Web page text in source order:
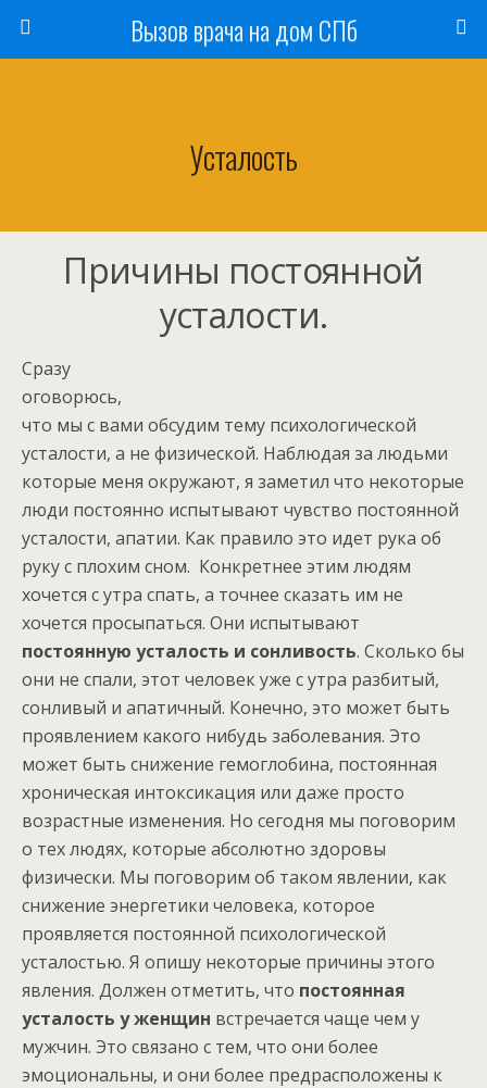
Вызов врача на дом СПб
Усталость
Причины постоянной
усталости.
Сразу
оговорюсь,
что мы с вами обсудим тему психологической
усталости, а не физической. Наблюдая за людьми
которые меня окружают, я заметил что некоторые
люди постоянно испытывают чувство постоянной
усталости, апатии. Как правило это идет рука об
руку с плохим сном. Конкретнее этим людям
хочется с утра спать, а точнее сказать им не
хочется просыпаться. Они испытывают
постоянную усталость и сонливость. Сколько бы
они не спали, этот человек уже с утра разбитый,
сонливый и апатичный. Конечно, это может быть
проявлением какого нибудь заболевания. Это
может быть снижение гемоглобина, постоянная
хроническая интоксикация или даже просто
возрастные изменения. Но сегодня мы поговорим
о тех людях, которые абсолютно здоровы
физически. Мы поговорим об таком явлении, как
снижение энергетики человека, которое
проявляется постоянной психологической
усталостью. Я опишу некоторые причины этого
явления. Должен отметить, что постоянная
усталость у женщин встречается чаще чем у
мужчин. Это связано с тем, что они более
эмоциональны, и они более предрасположены к